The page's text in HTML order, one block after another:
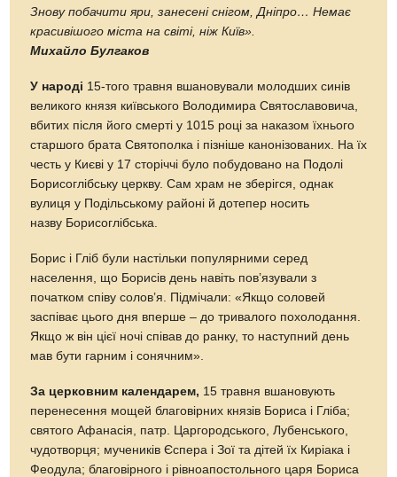
Знову побачити яри, занесені снігом, Дніпро… Немає
красивішого міста на світі, ніж Київ».
Михайло Булгаков
У народі 15-того травня вшановували молодших синів
великого князя київського Володимира Святославовича,
вбитих після його смерті у 1015 році за наказом їхнього
старшого брата Святополка і пізніше канонізованих. На їх
честь у Києві у 17 сторіччі було побудовано на Подолі
Борисоглібську церкву. Сам храм не зберігся, однак
вулиця у Подільському районі й дотепер носить
назву Борисоглібська.
Борис і Гліб були настільки популярними серед
населення, що Борисів день навіть пов’язували з
початком співу солов’я. Підмічали: «Якщо соловей
заспіває цього дня вперше – до тривалого похолодання.
Якщо ж він цієї ночі співав до ранку, то наступний день
мав бути гарним і сонячним».
За церковним календарем, 15 травня вшановують
перенесення мощей благовірних князів Бориса і Гліба;
святого Афанасія, патр. Царгородського, Лубенського,
чудотворця; мучеників Єспера і Зої та дітей їх Киріака і
Феодула; благовірного і рівноапостольного царя Бориса